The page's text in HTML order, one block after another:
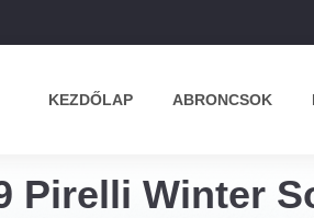
KEZDŐLAP ABRONCSOK
Pirelli Winter